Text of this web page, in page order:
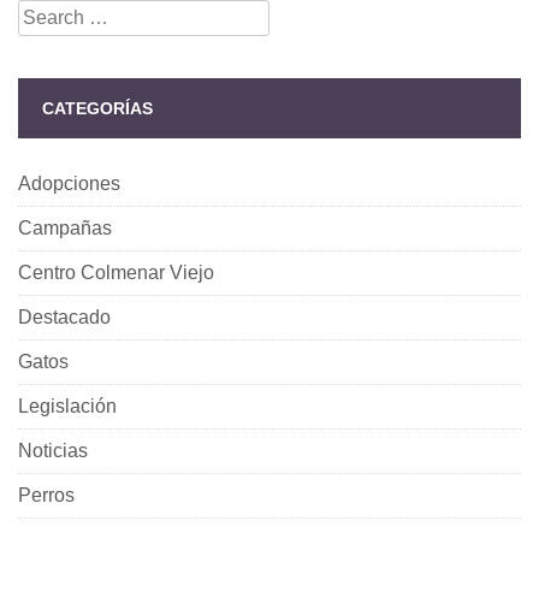
Search
for:
CATEGORÍAS
Adopciones
Campañas
Centro Colmenar Viejo
Destacado
Gatos
Legislación
Noticias
Perros